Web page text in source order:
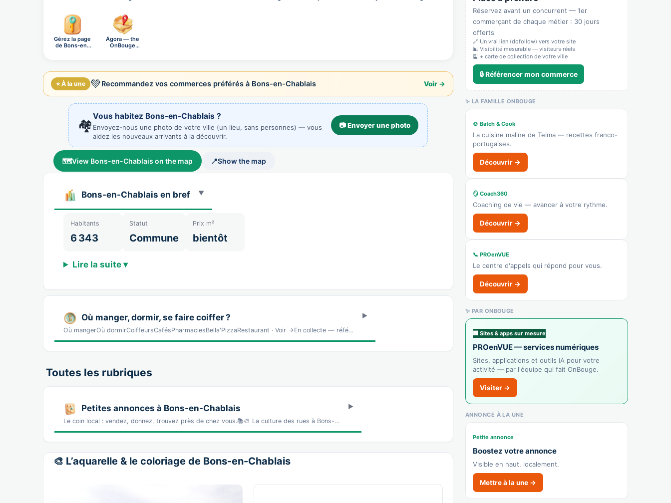
Gérez la page
de Bons-en-
Ágora — the
OnBouge
⭐ À la une 💚Recommandez vos commerces préférés à Bons-en-Chablais Voir →
🏘️
Vous habitez Bons-en-Chablais ?
Envoyez-nous une photo de votre ville (un lieu, sans personnes) — vous
aidez les nouveaux arrivants à la découvrir.
📷 Envoyer une photo
🗺️View Bons-en-Chablais on the map 📍Show the map
Bons-en-Chablais en bref
Habitants
6 343
Statut
Commune
Prix m²
bientôt
Lire la suite ▾
Où manger, dormir, se faire coiffer ?
Où mangerOù dormirCoiffeursCafésPharmaciesBella'PizzaRestaurant · Voir →En collecte — réfé…
Toutes les rubriques
Petites annonces à Bons-en-Chablais
Le coin local : vendez, donnez, trouvez près de chez vous.📚🎨 La culture des rues à Bons-…
🎨 L’aquarelle & le coloriage de Bons-en-Chablais
Épicerie / supérette
Afficher le n°
🌐 Voir le site
Coopérative agricole laitière de
Brenthonne
Vente à la ferme
Afficher le n°
🌐 Voir le site
Soler Automobiles
Recensé · non-membre
✓ Vérifié
Concession / vente auto
Afficher le n°
🌐 Voir le site
Auto Rétro du Léman
Recensé · non-membre
4520A — Garage automobile (entretien-
réparation)
Garage
🌐 Voir le site
Marmotard Shop
Moto / scooter
👉 C'est votre commerce ?
Réservez avant un concurrent — 1er
commerçant de chaque métier : 30 jours
offerts
🔗 Un vrai lien (dofollow) vers votre site
📊 Visibilité mesurable — visiteurs réels
🎴 + carte de collection de votre ville
🔒 Référencer mon commerce
✨ LA FAMILLE ONBOUGE
🍲 Batch & Cook
La cuisine maline de Telma — recettes franco-
portugaises.
Découvrir →
🪞 Coach360
Coaching de vie — avancer à votre rythme.
Découvrir →
📞 PROenVUE
Le centre d'appels qui répond pour vous.
Découvrir →
✨ PAR ONBOUGE
🏢 Sites & apps sur mesure
PROenVUE — services numériques
Sites, applications et outils IA pour votre
activité — par l'équipe qui fait OnBouge.
Visiter →
ANNONCE À LA UNE
Petite annonce
Boostez votre annonce
Visible en haut, localement.
Mettre à la une →